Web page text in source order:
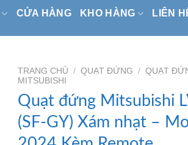
CỬA HÀNG KHO HÀNG LIÊN
TRANG CHỦ / QUẠT ĐỨNG / QUẠT
MITSUBISHI
Quạt đứng Mitsubishi
(SF-GY) Xám nhạt –